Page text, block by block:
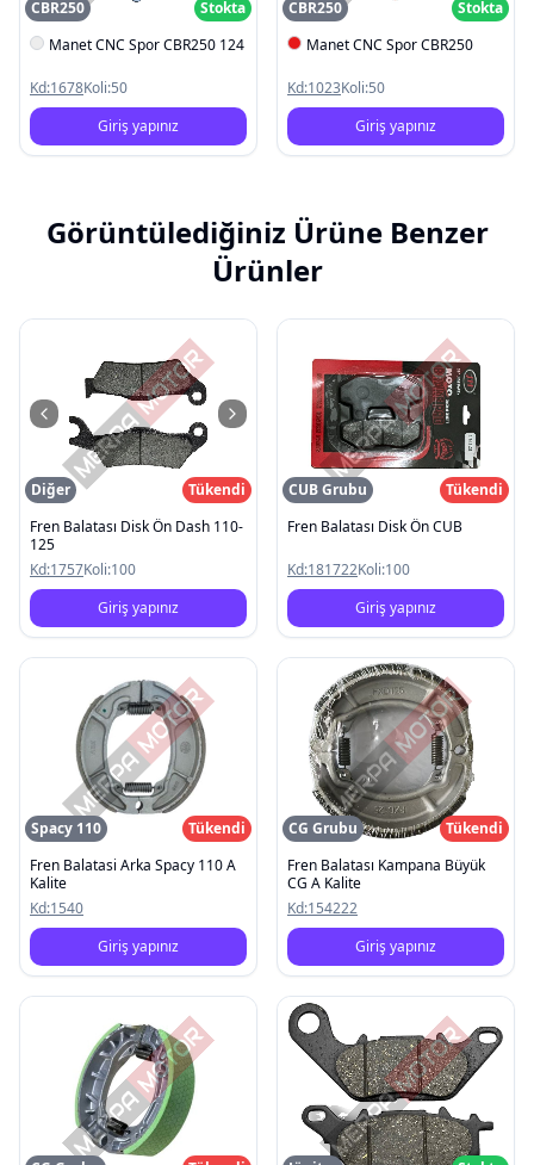
CBR250
Stokta
Manet CNC Spor CBR250 124
Kd:1678Koli:50
Giriş yapınız
CBR250
Stokta
Manet CNC Spor CBR250
Kd:1023Koli:50
Giriş yapınız
Görüntülediğiniz Ürüne Benzer
Ürünler
Diğer
Tükendi
Fren Balatası Disk Ön Dash 110-
125
Kd:1757Koli:100
Giriş yapınız
CUB Grubu
Tükendi
Fren Balatası Disk Ön CUB
Kd:181722Koli:100
Giriş yapınız
Spacy 110
Tükendi
Fren Balatasi Arka Spacy 110 A
Kalite
Kd:1540
Giriş yapınız
CG Grubu
Tükendi
Fren Balatası Kampana Büyük
CG A Kalite
Kd:154222
Giriş yapınız